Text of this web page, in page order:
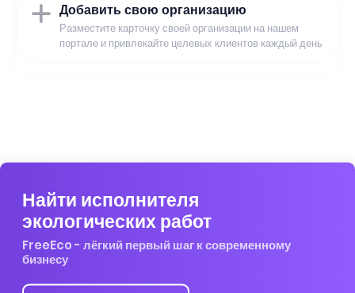
Добавить свою организацию
Разместите карточку своей организации на нашем
портале и привлекайте целевых клиентов каждый день
Найти исполнителя
экологических работ
FreeEco - лёгкий первый шаг к современному
бизнесу